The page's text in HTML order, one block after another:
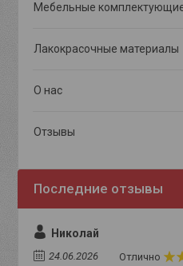
Мебельные
Лакокрасочные материалы
О нас
Отзывы
Николай
24.06.2026 Отлично